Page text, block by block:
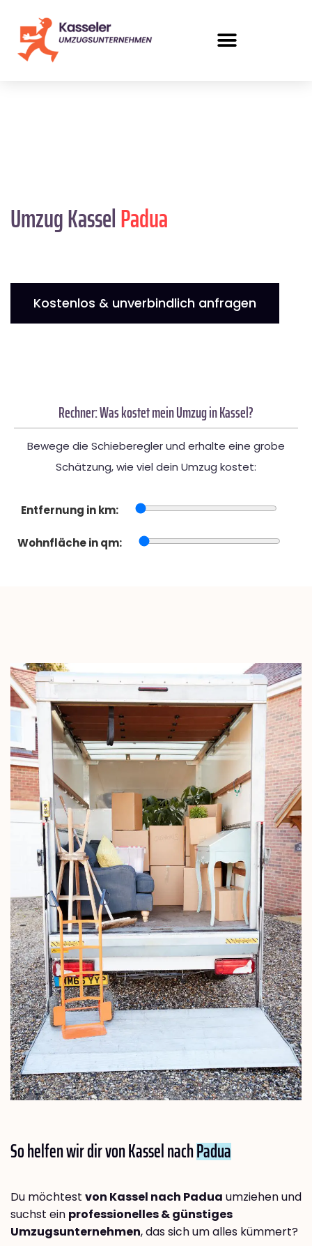
Umzug KasselPadua
Kostenlos & unverbindlich anfragen
Rechner: Was kostet mein Umzug in Kassel?
Bewege die Schieberegler und erhalte eine grobe
Schätzung, wie viel dein Umzug kostet:
Entfernung in km:
Wohnfläche in qm:
So helfen wir dir von Kassel nachPadua
Du möchtest von Kassel nach Padua umziehen und
suchst ein professionelles & günstiges
Umzugsunternehmen, das sich um alles kümmert?